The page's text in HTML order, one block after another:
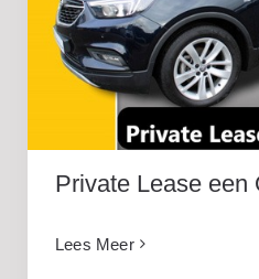
Private Lease
Private Lease een
Lees Meer